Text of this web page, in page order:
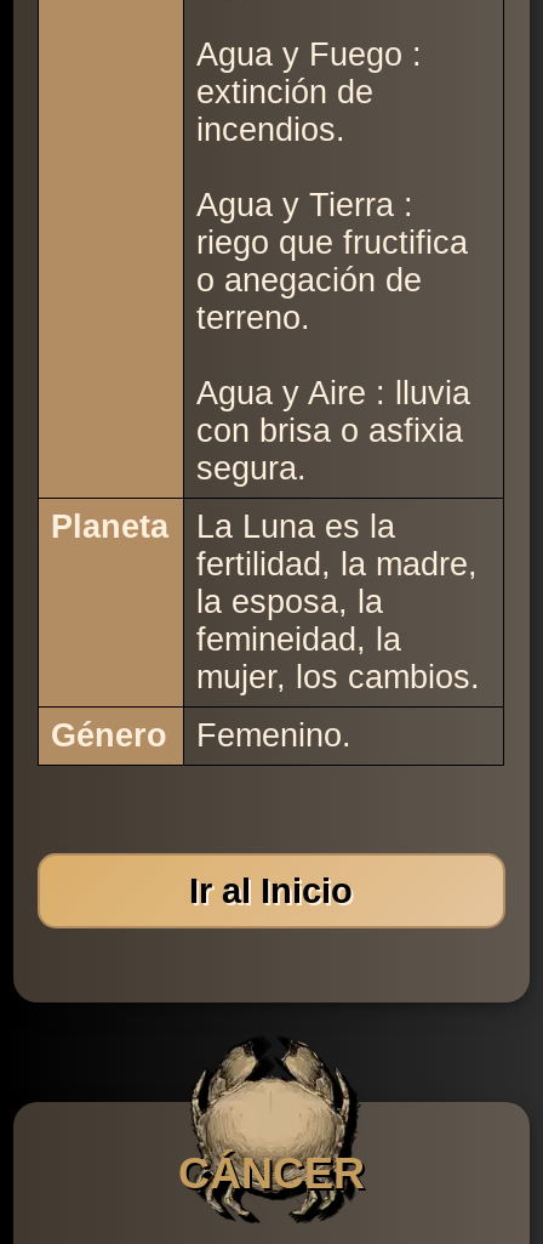
Agua y Fuego :
extinción de
incendios.
Agua y Tierra :
riego que fructifica
o anegación de
terreno.
Agua y Aire : lluvia
con brisa o asfixia
segura.
Planeta
La Luna es la
fertilidad, la madre,
la esposa, la
femineidad, la
mujer, los cambios.
Género
Femenino.
Ir al Inicio
CÁNCER